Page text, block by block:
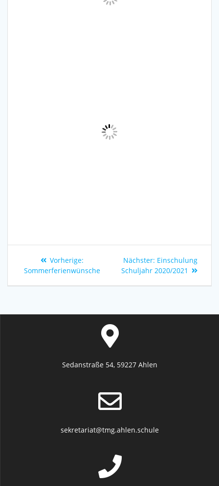
Vorherige:
Sommerferienwünsche
Nächster: Einschulung
Schuljahr 2020/2021
Sedanstraße 54, 59227 Ahlen
sekretariat@tmg.ahlen.schule